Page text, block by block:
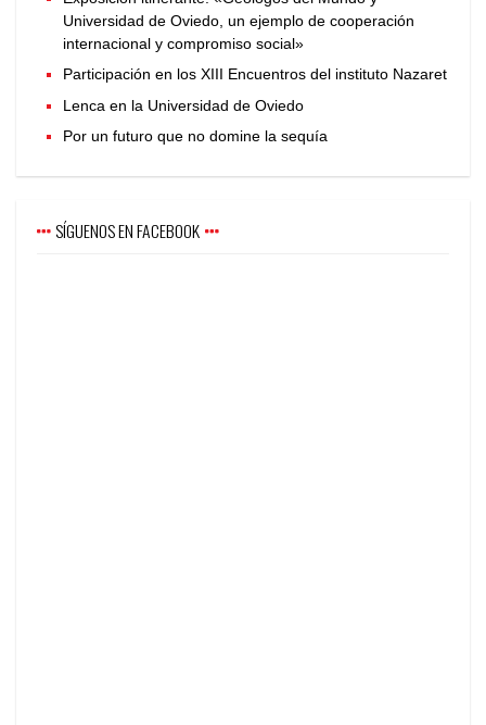
Universidad de Oviedo, un ejemplo de cooperación
internacional y compromiso social»
Participación en los XIII Encuentros del instituto Nazaret
Lenca en la Universidad de Oviedo
Por un futuro que no domine la sequía
SÍGUENOS EN FACEBOOK